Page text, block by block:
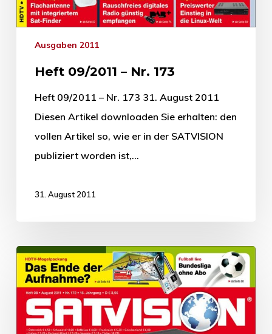
Ausgaben 2011
Heft 09/2011 – Nr. 173
Heft 09/2011 – Nr. 173 31. August 2011
Diesen Artikel downloaden Sie erhalten: den
vollen Artikel so, wie er in der SATVISION
publiziert worden ist,…
31. August 2011